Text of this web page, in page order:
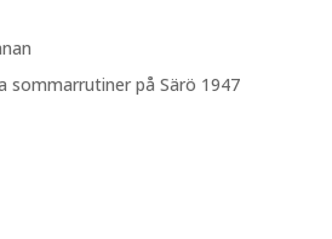
sommarrutiner på Särö 1947